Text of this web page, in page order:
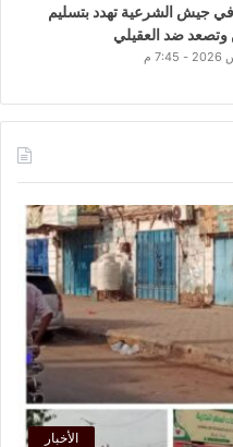
جيش الشرعية تهدد بتسليم
وتصعد ضد العقيلي
الأخبار